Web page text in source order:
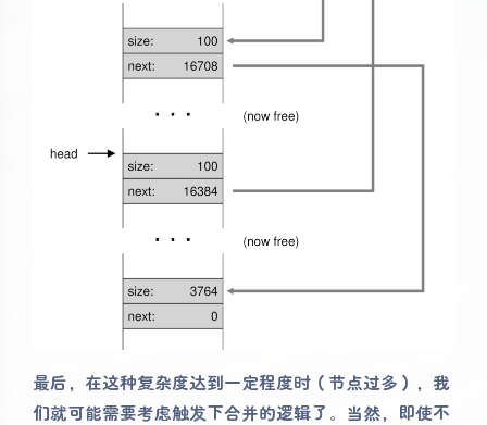
最后，在这种复杂度达到一定程度时（节点过多），我
们就可能需要考虑触发下合并的逻辑了。当然，即使不